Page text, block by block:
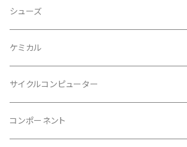
BAR MITTS/バーミッツ
BAZOOKA/バズーカ
BBB/ビービービー
BELL/ベル
ビブタイプ
パンツ / タイツ
上下セット
グローブ
指切り
ソックス
その他
マウンテンバイク
フルフェイス
キッズ
アクセサリー
シューズ
ロード
グラベル
マウンテンバイク
ケミカル
サイクルコンピューター
ヘッドユニット
コンポーネント